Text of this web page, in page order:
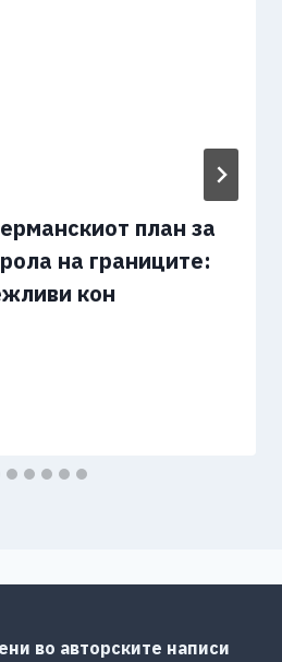
план за
на границите:
кон
во авторските написи